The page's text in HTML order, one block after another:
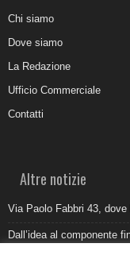
Chi siamo
Dove siamo
La Redazione
Ufficio Commerciale
Contatti
Altre notizie
Via Paolo Fabbri 43,
Dall’idea al componente